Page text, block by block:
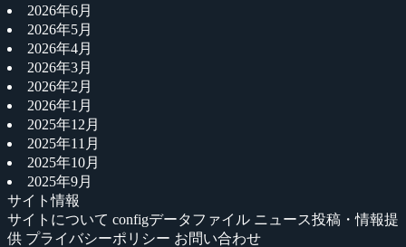
2026年6月
2026年5月
2026年4月
2026年3月
2026年2月
2026年1月
2025年12月
2025年11月
2025年10月
2025年9月
サイト情報
サイトについて configデータファイル ニュース投稿・情報提
供 プライバシーポリシー お問い合わせ